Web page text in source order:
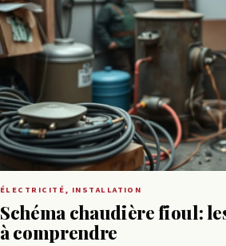
ÉLECTRICITÉ, INSTALLATION
Schéma chaudière fioul:
à comprendre